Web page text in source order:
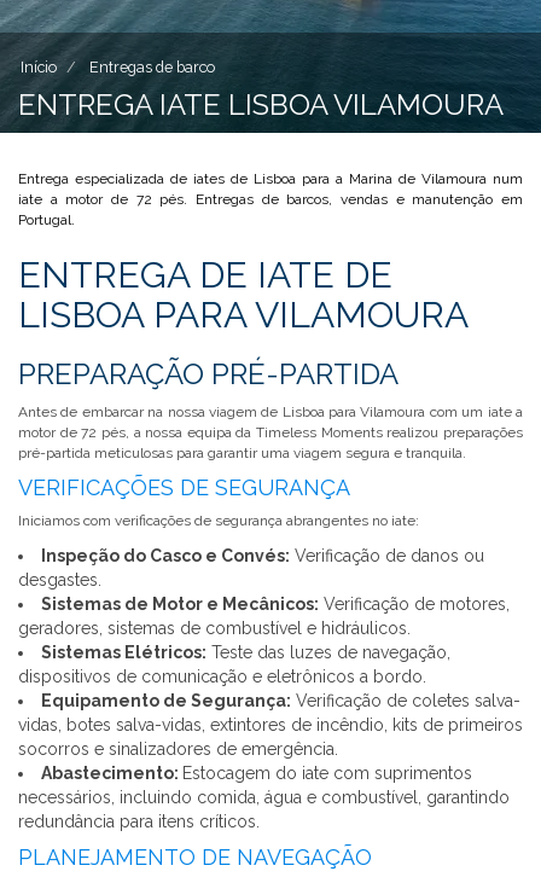
Início Entregas de barco
ENTREGA IATE LISBOA VILAMOURA
Entrega especializada de iates de Lisboa para a Marina de Vilamoura num
iate a motor de 72 pés. Entregas de barcos, vendas e manutenção em
Portugal.
ENTREGA DE IATE DE
LISBOA PARA VILAMOURA
PREPARAÇÃO PRÉ-PARTIDA
Antes de embarcar na nossa viagem de Lisboa para Vilamoura com um iate a
motor de 72 pés, a nossa equipa da Timeless Moments realizou preparações
pré-partida meticulosas para garantir uma viagem segura e tranquila.
VERIFICAÇÕES DE SEGURANÇA
Iniciamos com verificações de segurança abrangentes no iate:
Inspeção do Casco e Convés: Verificação de danos ou
desgastes.
Sistemas de Motor e Mecânicos: Verificação de motores,
geradores, sistemas de combustível e hidráulicos.
Sistemas Elétricos: Teste das luzes de navegação,
dispositivos de comunicação e eletrônicos a bordo.
Equipamento de Segurança: Verificação de coletes salva-
vidas, botes salva-vidas, extintores de incêndio, kits de primeiros
socorros e sinalizadores de emergência.
Abastecimento: Estocagem do iate com suprimentos
necessários, incluindo comida, água e combustível, garantindo
redundância para itens críticos.
PLANEJAMENTO DE NAVEGAÇÃO